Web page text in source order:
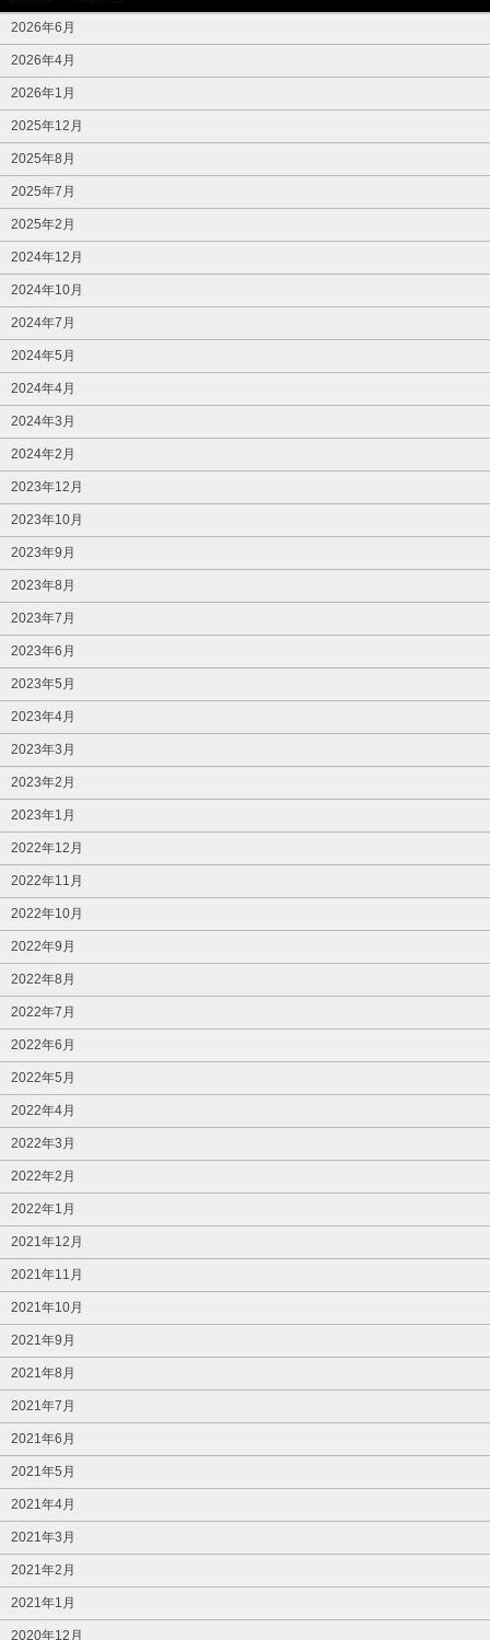
2026年6月
2026年4月
2026年1月
2025年12月
2025年8月
2025年7月
2025年2月
2024年12月
2024年10月
2024年7月
2024年5月
2024年4月
2024年3月
2024年2月
2023年12月
2023年10月
2023年9月
2023年8月
2023年7月
2023年6月
2023年5月
2023年4月
2023年3月
2023年2月
2023年1月
2022年12月
2022年11月
2022年10月
2022年9月
2022年8月
2022年7月
2022年6月
2022年5月
2022年4月
2022年3月
2022年2月
2022年1月
2021年12月
2021年11月
2021年10月
2021年9月
2021年8月
2021年7月
2021年6月
2021年5月
2021年4月
2021年3月
2021年2月
2021年1月
2020年12月